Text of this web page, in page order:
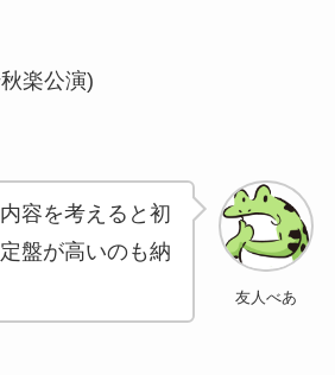
楽公演)
友人べあ
容を考えると初
盤が高いのも納